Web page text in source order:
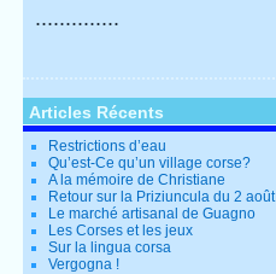
..............
Articles Récents
Restrictions d’eau
Qu’est-Ce qu’un village corse?
A la mémoire de Christiane
Retour sur la Priziuncula du 2 août
Le marché artisanal de Guagno
Les Corses et les jeux
Sur la lingua corsa
Vergogna !